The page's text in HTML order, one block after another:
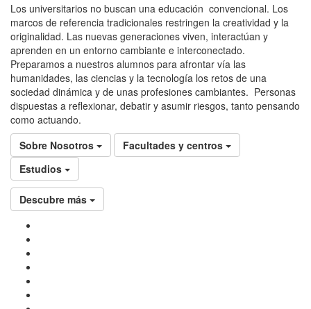
Los universitarios no buscan una educación convencional. Los
marcos de referencia tradicionales restringen la creatividad y la
originalidad. Las nuevas generaciones viven, interactúan y
aprenden en un entorno cambiante e interconectado.
Preparamos a nuestros alumnos para afrontar vía las
humanidades, las ciencias y la tecnología los retos de una
sociedad dinámica y de unas profesiones cambiantes. Personas
dispuestas a reflexionar, debatir y asumir riesgos, tanto pensando
como actuando.
Sobre Nosotros
Facultades y centros
Estudios
Descubre más